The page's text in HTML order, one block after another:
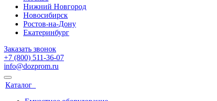
Нижний Новгород
Новосибирск
Ростов-на-Дону
Екатеринбург
Заказать звонок
+7 (800) 511-36-07
info@dozprom.ru
Каталог